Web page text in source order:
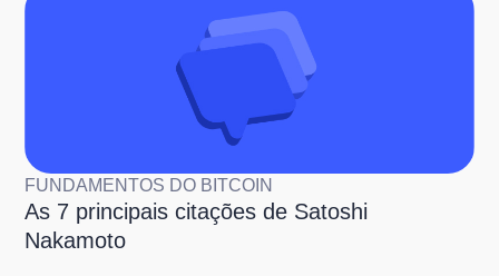
FUNDAMENTOS DO BITCOIN
As 7 principais citações de Satoshi
Nakamoto